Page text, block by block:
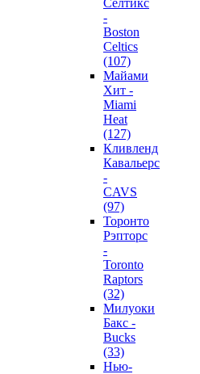
-
Boston
Celtics
(107)
Майами
Хит -
Miami
Heat
(127)
Кливленд
Кавальерс
-
CAVS
(97)
Торонто
Рэпторс
-
Toronto
Raptors
(32)
Милуоки
Бакс -
Bucks
(33)
Нью-